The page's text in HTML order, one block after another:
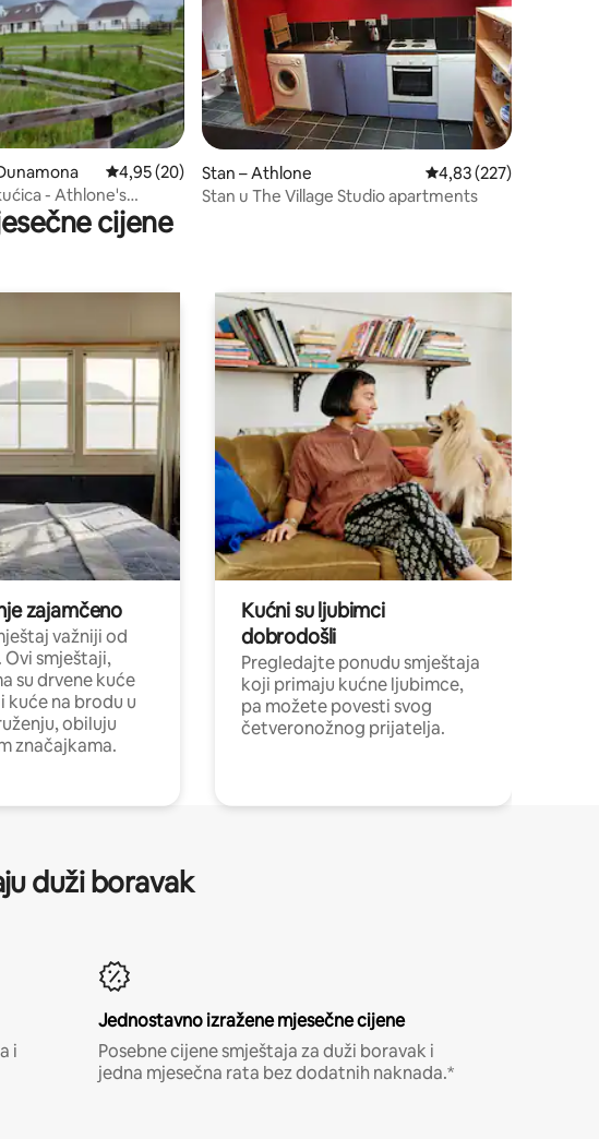
55
Prosječna ocjena: 4,95/5, recenzija: 20
4,95 (20)
- Athlone's
Stan – Athlone Prosječna ocjena:
4,83 (227)
Stan u The Village Studio apartments
cijene
zajamčeno
važniji od
smještaji,
su drvene kuće
kuće na brodu u
obiluju
značajkama.
Kućni su ljubimci
dobrodošli
Pregledajte ponudu smještaja
koji primaju kućne ljubimce,
pa možete povesti svog
četveronožnog prijatelja.
duži boravak
i
Jednostavno izražene mjesečne cijene
Posebne cijene smještaja za duži boravak i
jedna mjesečna rata bez dodatnih naknada.*